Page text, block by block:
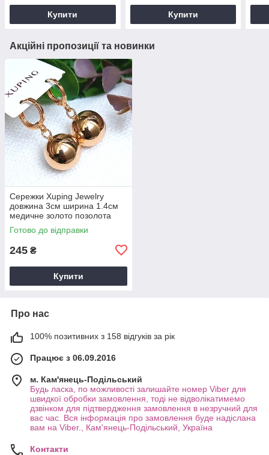
Купити Купити
Акційні пропозиції та новинки
Сережки Xuping Jewelry
довжина 3см ширина 1.4см
медичне золото позолота
18К с1707
Готово до відправки
245 ₴
Купити
Про нас
100% позитивних з 158 відгуків за рік
Працює з 06.09.2016
м. Кам'янець-Подільський
Будь ласка, по можливості залишайте номер Viber для
швидкої обробки замовлення, тоді не відволікатимемо
дзвінком для підтвердження замовлення в незручний для
вас час. Вся інформація про замовлення буде надіслана
вам на Viber., Кам'янець-Подільський, Україна
Контакти